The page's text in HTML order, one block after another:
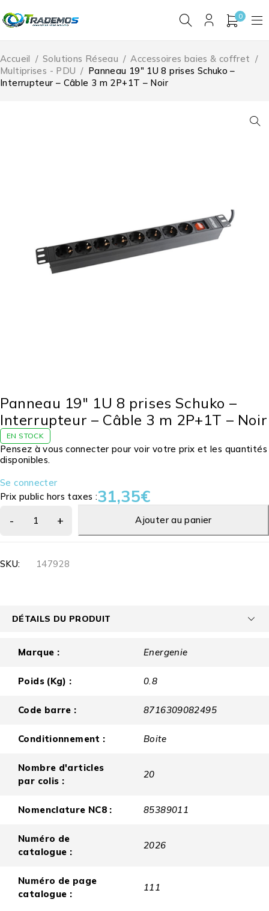
0
Accueil / Solutions Réseau / Accessoires baies & coffret /
Multiprises - PDU / Panneau 19″ 1U 8 prises Schuko –
Interrupteur – Câble 3 m 2P+1T – Noir
Panneau 19″ 1U 8 prises Schuko –
Interrupteur – Câble 3 m 2P+1T – Noir
EN STOCK
Pensez à vous connecter pour voir votre prix et les quantités
disponibles.
Se connecter
Prix public hors taxes :31,35€
Ajouter au panier
SKU: 147928
DÉTAILS DU PRODUIT
Marque : Energenie
Poids (Kg) : 0.8
Code barre : 8716309082495
Conditionnement : Boite
Nombre d'articles
par colis :
20
Nomenclature NC8 : 85389011
Numéro de
catalogue :
2026
Numéro de page
catalogue :
111